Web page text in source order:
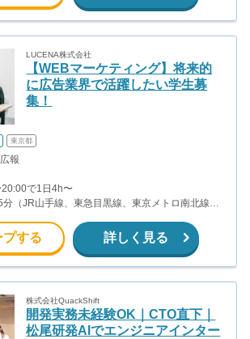
LUCENA株式会社
【WEBマーケティング】将来的
に広告業界で活躍したい学生募
集！
東京都
報
で1日4h〜
分（JR山手線、東急目黒線、東京メトロ南北線、
プする 詳しく見る
株式会社QuackShift
開発実務未経験OK｜CTO直下｜
松尾研発AIでエンジニアインター